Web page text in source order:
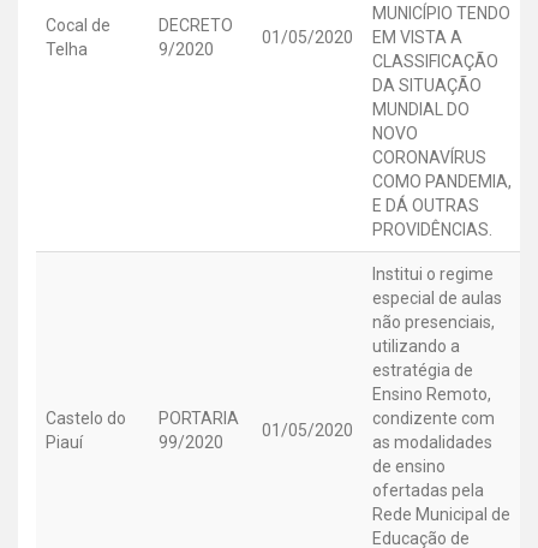
Cocal de
Telha
DECRETO
9/2020
01/05/2020
MUNICÍPIO TENDO
EM VISTA A
CLASSIFICAÇÃO
DA SITUAÇÃO
MUNDIAL DO
NOVO
CORONAVÍRUS
COMO PANDEMIA,
E DÁ OUTRAS
PROVIDÊNCIAS.
Castelo do
Piauí
PORTARIA
99/2020
01/05/2020
Institui o regime
especial de aulas
não presenciais,
utilizando a
estratégia de
Ensino Remoto,
condizente com
as modalidades
de ensino
ofertadas pela
Rede Municipal de
Educação de